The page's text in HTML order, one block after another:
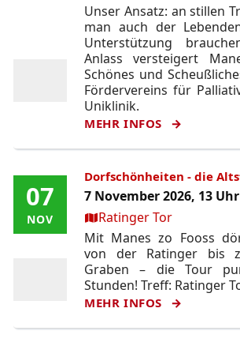
Unser Ansatz: an stillen
man auch der
Unterstützung
Anlass versteigert
Schönes und
Fördervereins für
Uniklinik.
MEHR INFOS
07
NOV
07
NOV
Dorfschönheiten - die
7 November 2026, 13 Uhr
Ort:Ratinger Tor
Mit Manes zo Fooss
von der Ratinger bis
Graben – die Tour
Stunden! Treff: Ratinger
MEHR INFOS